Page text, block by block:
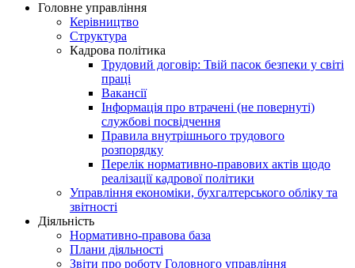
Головне управління
Керівництво
Структура
Кадрова політика
Трудовий договір: Твій пасок безпеки у світі
праці
Вакансії
Інформація про втрачені (не повернуті)
службові посвідчення
Правила внутрішнього трудового
розпорядку
Перелік нормативно-правових актів щодо
реалізації кадрової політики
Управління економіки, бухгалтерського обліку та
звітності
Діяльність
Нормативно-правова база
Плани діяльності
Звіти про роботу Головного управління